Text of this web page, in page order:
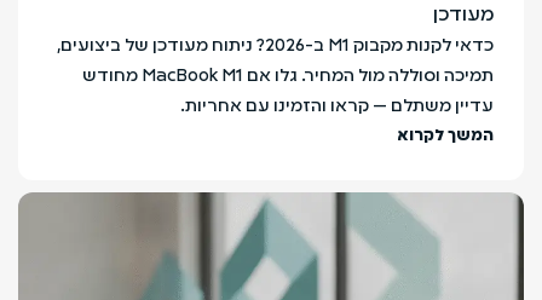
מעודכן
כדאי לקנות מקבוק M1 ב-2026? ניתוח מעודכן של ביצועים,
תמיכה וסוללה מול המחיר. גלו אם MacBook M1 מחודש
עדיין משתלם — קראו והזמינו עם אחריות.
המשך לקרוא